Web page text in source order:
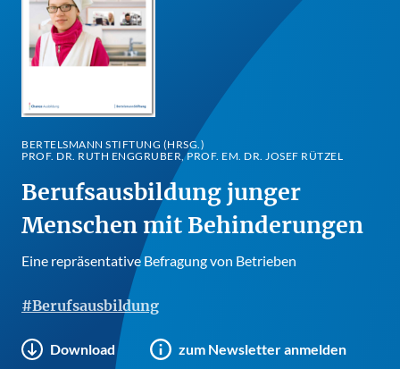
BERTELSMANN STIFTUNG (HRSG.)
PROF. DR. RUTH ENGGRUBER, PROF. EM. DR. JOSEF RÜTZEL
Berufsausbildung junger
Menschen mit Behinderungen
Eine repräsentative Befragung von Betrieben
#Berufsausbildung
Download zum Newsletter anmelden